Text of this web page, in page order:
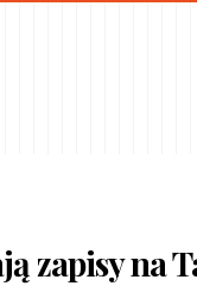
zapisy na